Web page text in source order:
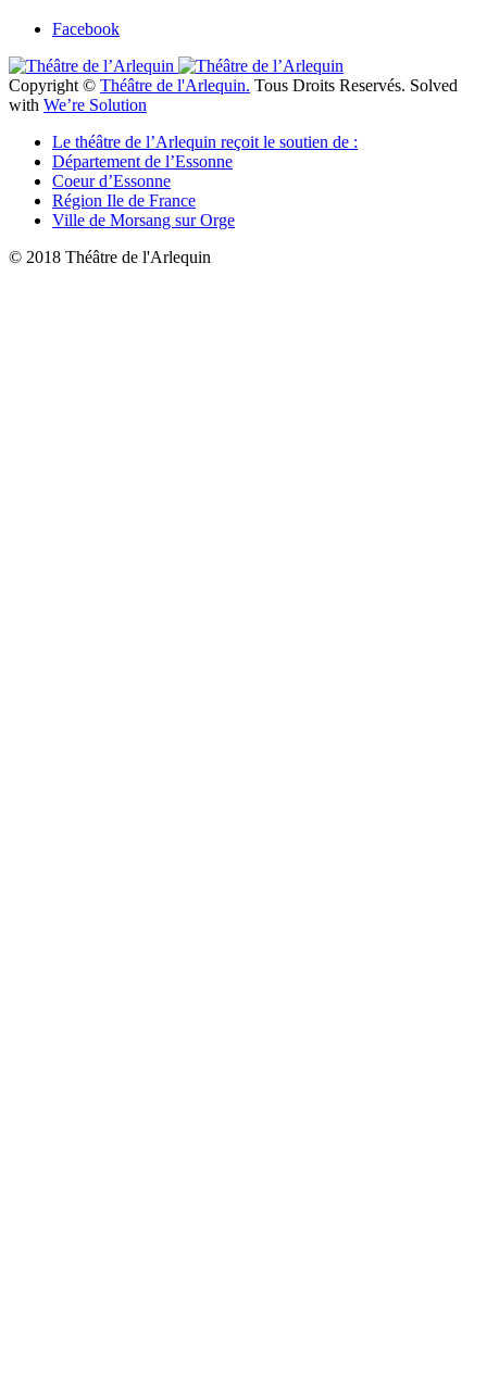
Facebook
Copyright © Théâtre de l'Arlequin. Tous Droits Reservés. Solved
with We’re Solution
Le théâtre de l’Arlequin reçoit le soutien de :
Département de l’Essonne
Coeur d’Essonne
Région Ile de France
Ville de Morsang sur Orge
© 2018 Théâtre de l'Arlequin